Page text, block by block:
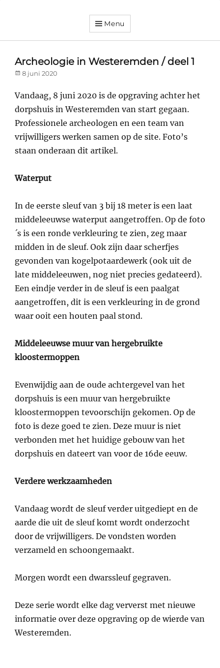
DorpsverenigingMenu
Archeologie in Westeremden / deel 1
Posted
8 juni 2020
Vandaag, 8 juni 2020 is de opgraving achter het
dorpshuis in Westeremden van start gegaan.
Professionele archeologen en een team van
vrijwilligers werken samen op de site. Foto’s
staan onderaan dit artikel.
Waterput
In de eerste sleuf van 3 bij 18 meter is een laat
middeleeuwse waterput aangetroffen. Op de foto
´s is een ronde verkleuring te zien, zeg maar
midden in de sleuf. Ook zijn daar scherfjes
gevonden van kogelpotaardewerk (ook uit de
late middeleeuwen, nog niet precies gedateerd).
Een eindje verder in de sleuf is een paalgat
aangetroffen, dit is een verkleuring in de grond
waar ooit een houten paal stond.
Middeleeuwse muur van hergebruikte
kloostermoppen
Evenwijdig aan de oude achtergevel van het
dorpshuis is een muur van hergebruikte
kloostermoppen tevoorschijn gekomen. Op de
foto is deze goed te zien. Deze muur is niet
verbonden met het huidige gebouw van het
dorpshuis en dateert van voor de 16de eeuw.
Verdere werkzaamheden
Vandaag wordt de sleuf verder uitgediept en de
aarde die uit de sleuf komt wordt onderzocht
door de vrijwilligers. De vondsten worden
verzameld en schoongemaakt.
Morgen wordt een dwarssleuf gegraven.
Deze serie wordt elke dag ververst met nieuwe
informatie over deze opgraving op de wierde van
Westeremden.